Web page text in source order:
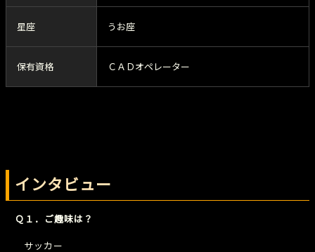
星座 うお座
保有資格 ＣＡＤオペレーター
インタビュー
Ｑ１．ご趣味は？
サッカー